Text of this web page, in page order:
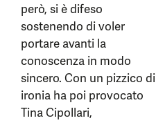
però, si è difeso
sostenendo di voler
portare avanti la
conoscenza in modo
sincero. Con un pizzico di
ironia ha poi provocato
Tina Cipollari,